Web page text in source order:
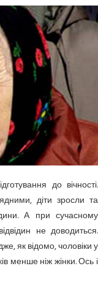
до вічності.
діти зросли та
А при сучасному
не доводиться.
як відомо, чоловіки у
менше ніж жінки. Ось і